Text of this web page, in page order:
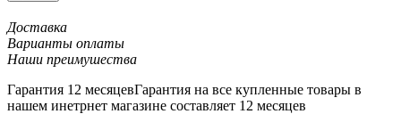
Доставка
Варианты оплаты
Наши преимушества
Гарантия 12 месяцевГарантия на все купленные товары в
нашем инетрнет магазине составляет 12 месяцев